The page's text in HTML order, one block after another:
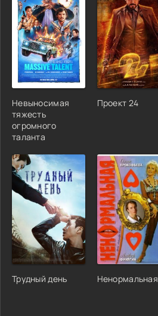
Невыносимая
тяжесть
огромного
таланта
Проект 24
Трудный день Ненормальная